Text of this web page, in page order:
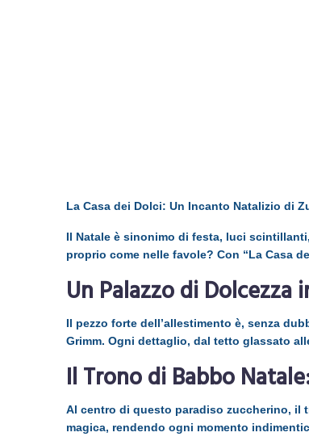
La Casa dei Dolci: Un Incanto Natalizio di
Il Natale è sinonimo di festa, luci
proprio come nelle favole? Con “La Casa
Un Palazzo di Dolcezza
Il pezzo forte dell’allestimento è, senza
Grimm. Ogni dettaglio, dal tetto glassato
Il Trono di Babbo
Al centro di questo paradiso zuccherino, il
magica, rendendo ogni momento